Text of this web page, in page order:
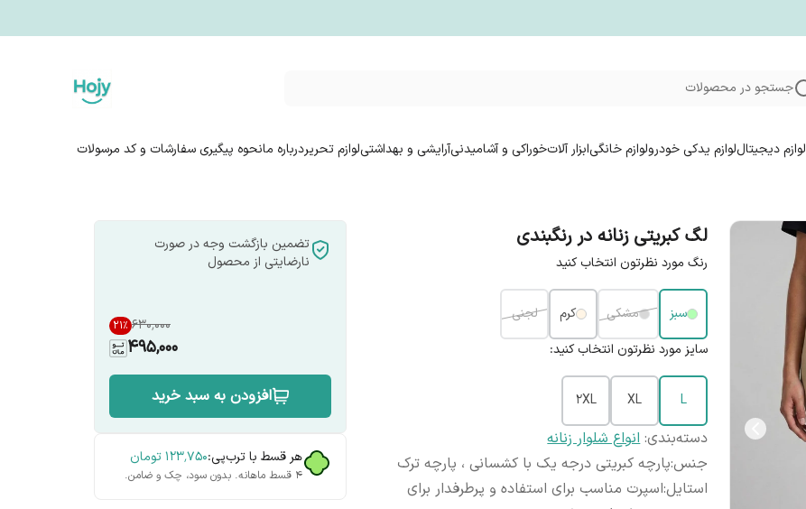
جستجو در محصولات
لوازم دیجیتاللوازم یدکی خودرولوازم خانگیابزار آلاتخوراکی و آشامیدنیآرایشی و بهداشتیلوازم تحریردرباره مانحوه پیگیری سفارشات و کد مرسولات
لگ کبریتی زنانه در رنگبندی
رنگ مورد نظرتون انتخاب کنید
سبز مشکی کرم
لجنی
سایز مورد نظرتون انتخاب کنید:
L
XL
2XL
دسته‌بندی:انواع شلوار زنانه
جنس:پارچه کبریتی درجه یک با کشسانی ، پارچه ترک
استایل:اسپرت مناسب برای استفاده و پرطرفدار برای
تضمین بازگشت وجه در صورت
نارضایتی از محصول
۶۳۰٬۰۰۰ 21%
495,000
افزودن به سبد خرید
هر قسط با ترب‌پی:۱۲۳٬۷۵۰تومان
۴ قسط ماهانه. بدون سود، چک و ضامن.